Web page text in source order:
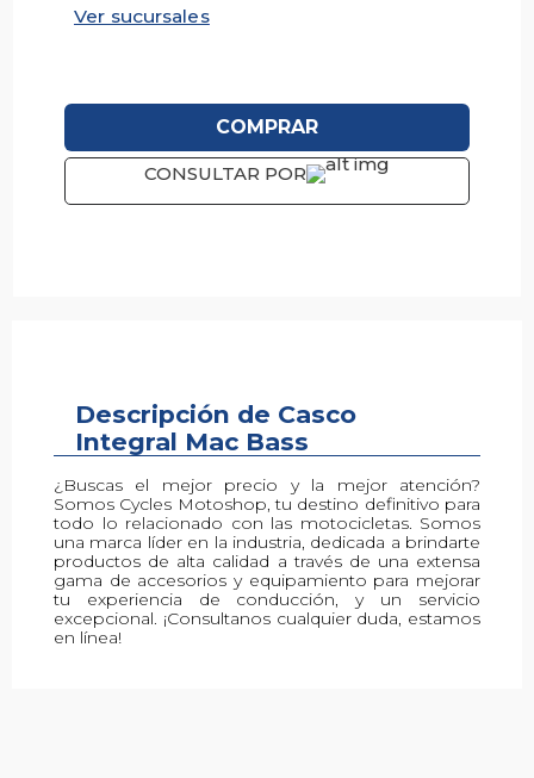
Ver sucursales
COMPRAR
CONSULTAR POR
Descripción de Casco
Integral Mac Bass
Descripción
¿Buscas el mejor precio y la mejor atención?
Somos Cycles Motoshop, tu destino definitivo para
todo lo relacionado con las motocicletas. Somos
una marca líder en la industria, dedicada a brindarte
productos de alta calidad a través de una extensa
gama de accesorios y equipamiento para mejorar
tu experiencia de conducción, y un servicio
excepcional. ¡Consultanos cualquier duda, estamos
en línea!